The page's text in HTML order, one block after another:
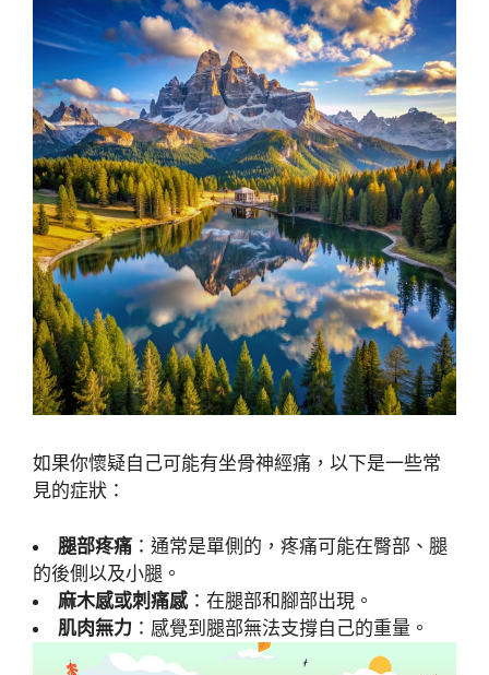
如果你懷疑自己可能有坐骨神經痛，以下是一些常
見的症狀：
腿部疼痛 ：通常是單側的，疼痛可能在臀部、腿
的後側以及小腿。
麻木感或刺痛感：在腿部和腳部出現。
肌肉無力 ：感覺到腿部無法支撐自己的重量。